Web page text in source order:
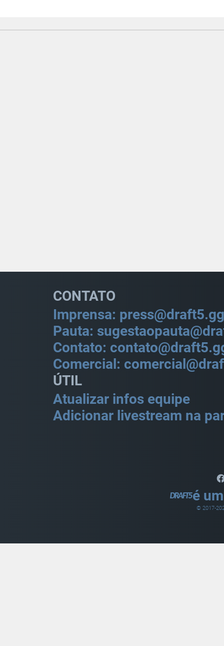
CONTATO
Imprensa: press@draft5.gg
Pauta:
Contato:
Comercial:
ÚTIL
Atualizar infos equipe
Adicionar livestream na
é
© 2017-